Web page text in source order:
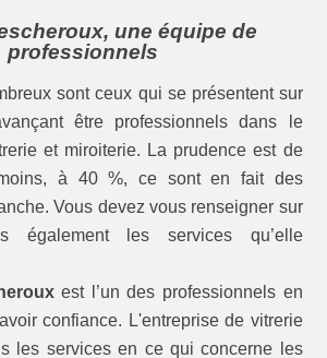
une équipe de
professionnels
sont ceux qui se présentent sur
être professionnels dans le
et miroiterie. La prudence est de
à 40 %, ce sont en fait des
Vous devez vous renseigner sur
également les services qu’elle
est l’un des professionnels en
confiance. L'entreprise de vitrerie
les services en ce qui concerne les